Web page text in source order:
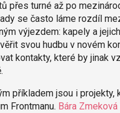
přes turné až po
se často láme rozdíl
výjezdem: kapely a
svou hudbu v novém
kontakty, které by jinak
příkladem jsou i projekty,
Frontmanu. Bára Zmeková